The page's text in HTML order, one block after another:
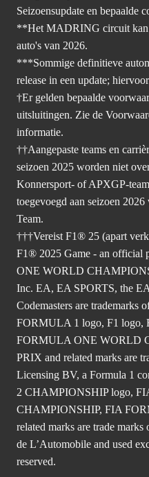
Seizoensupdate en bepaalde
**Het MADRING circuit kan
auto's van 2026.
***Sommige definitieve
release in een update;
†Er gelden bepaalde
uitsluitingen. Zie de
informatie.
††Aangepaste teams en
seizoen 2025 worden niet
Konnersport- of APXGP-
toegevoegd aan seizoen
Team.
†††Vereist F1® 25 (apart
F1® 2025 Game - an
ONE WORLD
Inc. EA, EA SPORTS, the
Codemasters are trademarks
FORMULA 1 logo, F1 logo,
FORMULA ONE WORLD
PRIX and related marks are
Licensing BV, a Formula 1
2 CHAMPIONSHIP logo,
CHAMPIONSHIP, FIA
related marks are trade
de L’Automobile and used
reserved.